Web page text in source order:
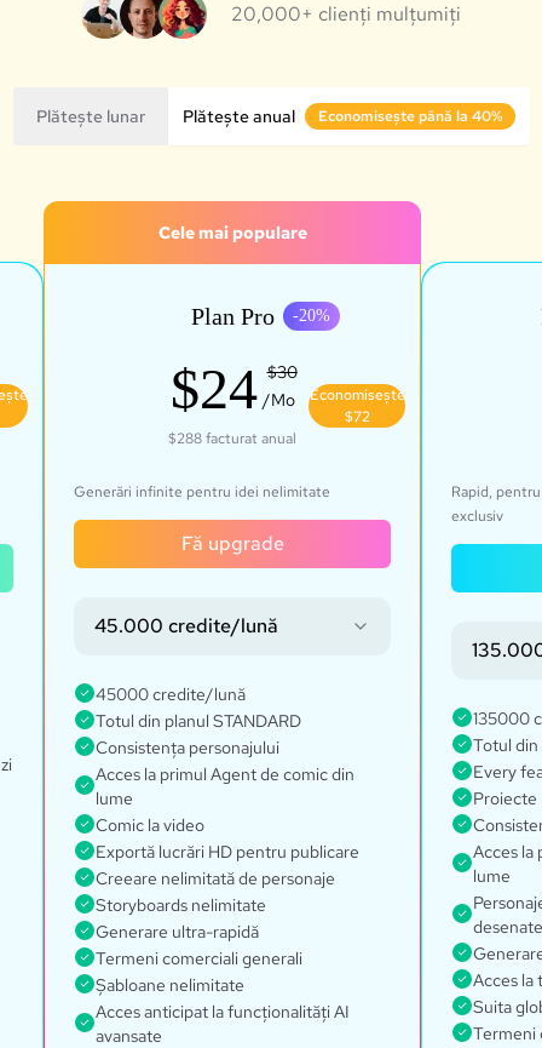
20,000+ clienți mulțumiți
Plătește lunar Plătește anual Economisește până la 40%
Cele mai populare
Plan Pro -20%
$24 $30
/Mo
Economisește
$72
$288facturat anual
Generări infinite pentru idei nelimitate
Fă upgrade
45.000 credite/lună
45000 credite/lună
Totul din planul STANDARD
Consistența personajului
Acces la primul Agent de comic din
lume
Comic la video
Exportă lucrări HD pentru publicare
Creeare nelimitată de personaje
Storyboards nelimitate
Generare ultra-rapidă
Termeni comerciali generali
Șabloane nelimitate
Acces anticipat la funcționalități AI
avansate
Rapid,
exclusiv
135000
Totul din
Every
Acces la
lume
desenate
Acces la
Suita
Termeni